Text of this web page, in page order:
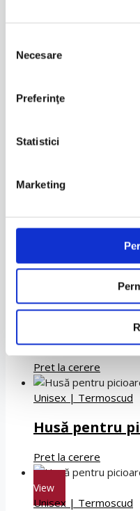
consimțământului
Necesare
Preferinţe
Statistici
Marketing
Linie
Impermeabil
Husă pentru
Unisex|Termoscud
Husă pentru
Pret la cerere
Unisex | Termoscud
Husă pentru
Pret la cerere
View
Unisex | Termoscud